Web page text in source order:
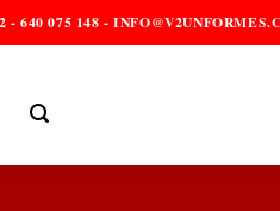
640 075 148 -